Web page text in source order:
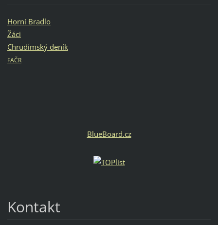
Horní Bradlo
Žáci
Chrudimský deník
FAČR
BlueBoard.cz
Kontakt